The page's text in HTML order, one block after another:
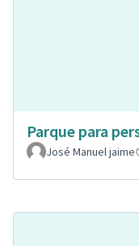
Parque para
José Manuel jaime